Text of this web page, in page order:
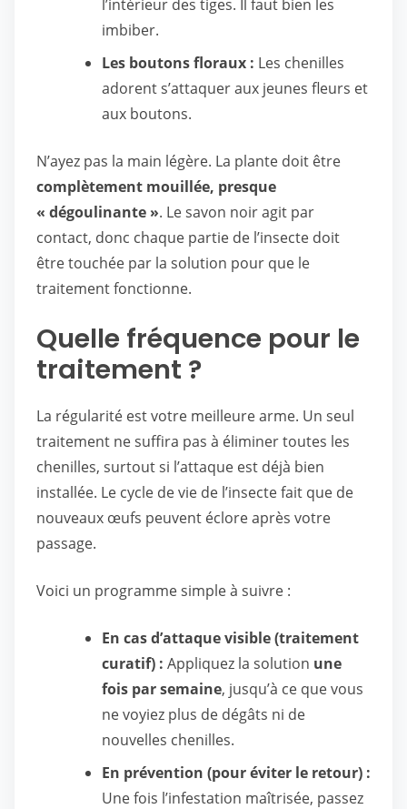
l’intérieur des tiges. Il faut bien les
imbiber.
Les boutons floraux : Les chenilles
adorent s’attaquer aux jeunes fleurs et
aux boutons.
N’ayez pas la main légère. La plante doit être
complètement mouillée, presque
« dégoulinante ». Le savon noir agit par
contact, donc chaque partie de l’insecte doit
être touchée par la solution pour que le
traitement fonctionne.
Quelle fréquence pour le
traitement ?
La régularité est votre meilleure arme. Un seul
traitement ne suffira pas à éliminer toutes les
chenilles, surtout si l’attaque est déjà bien
installée. Le cycle de vie de l’insecte fait que de
nouveaux œufs peuvent éclore après votre
passage.
Voici un programme simple à suivre :
En cas d’attaque visible (traitement
curatif) : Appliquez la solution une
fois par semaine, jusqu’à ce que vous
ne voyiez plus de dégâts ni de
nouvelles chenilles.
En prévention (pour éviter le retour) :
Une fois l’infestation maîtrisée, passez